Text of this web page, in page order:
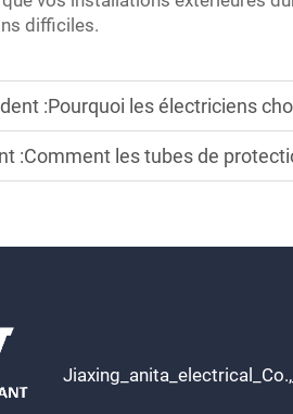
difficiles.
:Pourquoi les électriciens
:Comment les tubes de protection en